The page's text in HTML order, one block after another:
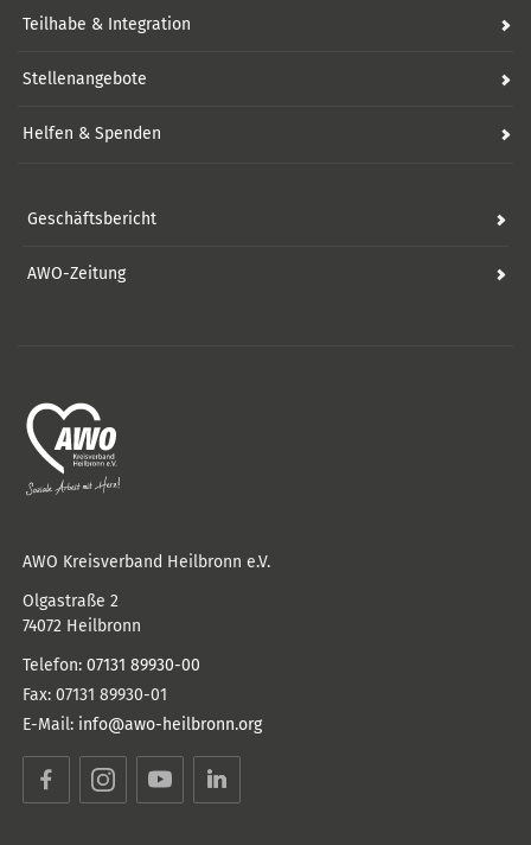
Teilhabe & Integration
Stellenangebote
Helfen & Spenden
Geschäftsbericht
AWO-Zeitung
AWO Kreisverband Heilbronn e.V.
Olgastraße 2
74072 Heilbronn
Telefon: 07131 89930-00
Fax: 07131 89930-01
E-Mail: info@awo-heilbronn.org
FacebookInstagramYouTube LinkedIn